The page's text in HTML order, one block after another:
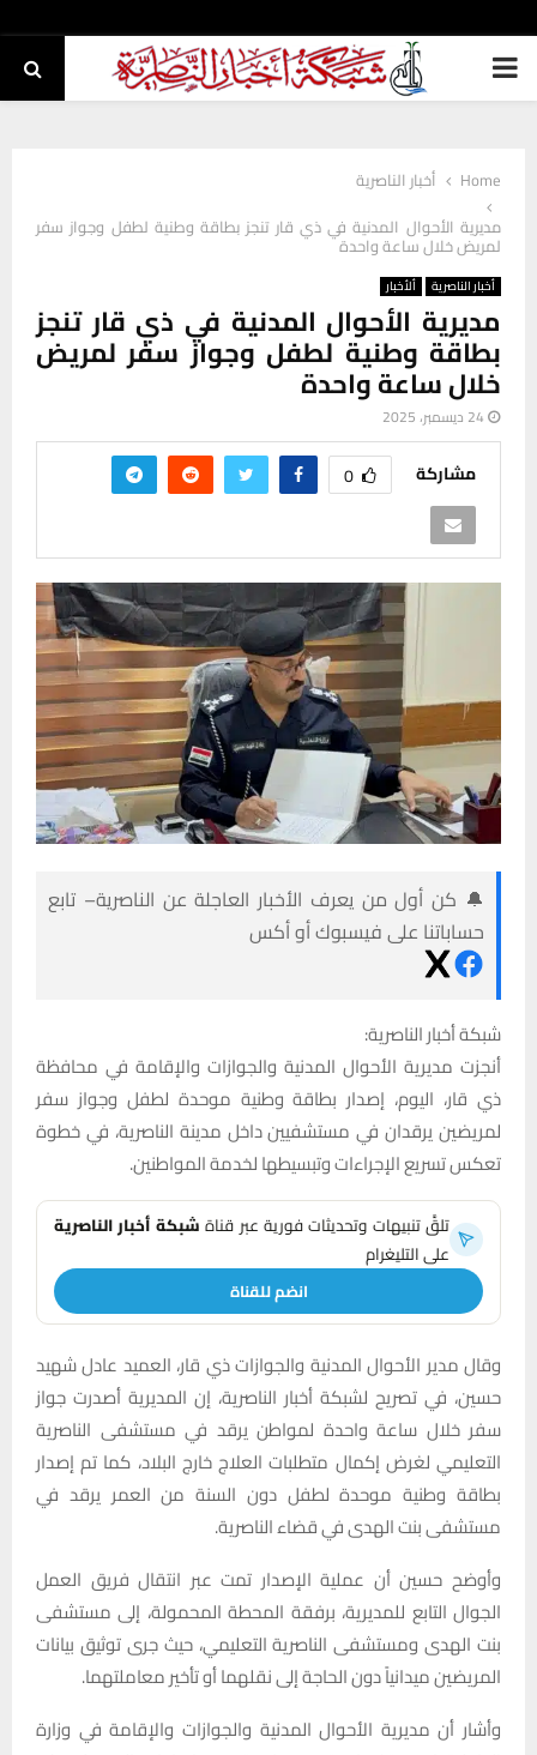
PRIMARY
Home
أخبار الناصرية
مديرية الأحوال المدنية في ذي قار تنجز بطاقة وطنية لطفل وجواز سفر
لمريض خلال ساعة واحدة
أخبار الناصرية ألأخبار
مديرية الأحوال المدنية في ذي قار تنجز
بطاقة وطنية لطفل وجواز سفر لمريض
خلال ساعة واحدة
24 ديسمبر، 2025
مشاركة 0
🔔 كن أول من يعرف الأخبار العاجلة عن الناصرية– تابع
حساباتنا على فيسبوك أو أكس
شبكة أخبار الناصرية:
أنجزت مديرية الأحوال المدنية والجوازات والإقامة في محافظة
ذي قار، اليوم، إصدار بطاقة وطنية موحدة لطفل وجواز سفر
لمريضين يرقدان في مستشفيين داخل مدينة الناصرية، في خطوة
تعكس تسريع الإجراءات وتبسيطها لخدمة المواطنين.
تلقَّ تنبيهات وتحديثات فورية عبر قناةشبكة أخبار الناصرية
على التليغرام
انضم للقناة
وقال مدير الأحوال المدنية والجوازات ذي قار، العميد عادل شهيد
حسين، في تصريح لشبكة أخبار الناصرية، إن المديرية أصدرت جواز
سفر خلال ساعة واحدة لمواطن يرقد في مستشفى الناصرية
التعليمي لغرض إكمال متطلبات العلاج خارج البلاد، كما تم إصدار
بطاقة وطنية موحدة لطفل دون السنة من العمر يرقد في
مستشفى بنت الهدى في قضاء الناصرية.
وأوضح حسين أن عملية الإصدار تمت عبر انتقال فريق العمل
الجوال التابع للمديرية، برفقة المحطة المحمولة، إلى مستشفى
بنت الهدى ومستشفى الناصرية التعليمي، حيث جرى توثيق بيانات
المريضين ميدانياً دون الحاجة إلى نقلهما أو تأخير معاملتهما.
وأشار أن مديرية الأحوال المدنية والجوازات والإقامة في وزارة